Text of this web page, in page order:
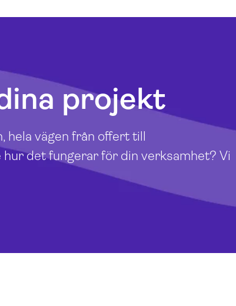
projekt
hela vägen från offert till
det fungerar för din verksamhet? Vi